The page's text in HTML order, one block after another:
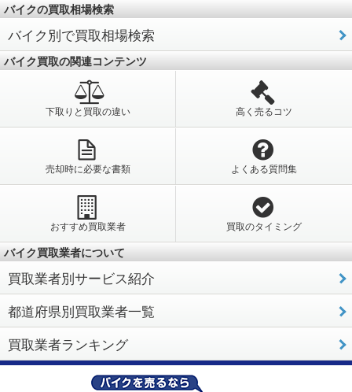
バイクの買取相場検索
バイク別で買取相場検索
バイク買取の関連コンテンツ
下取りと買取の違い 高く売るコツ
売却時に必要な書類 よくある質問集
おすすめ買取業者 買取のタイミング
バイク買取業者について
買取業者別サービス紹介
都道府県別買取業者一覧
買取業者ランキング